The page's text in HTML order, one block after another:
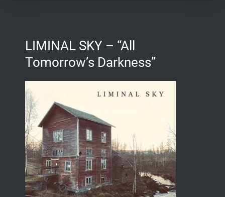
LIMINAL SKY – “All
Tomorrow’s Darkness”